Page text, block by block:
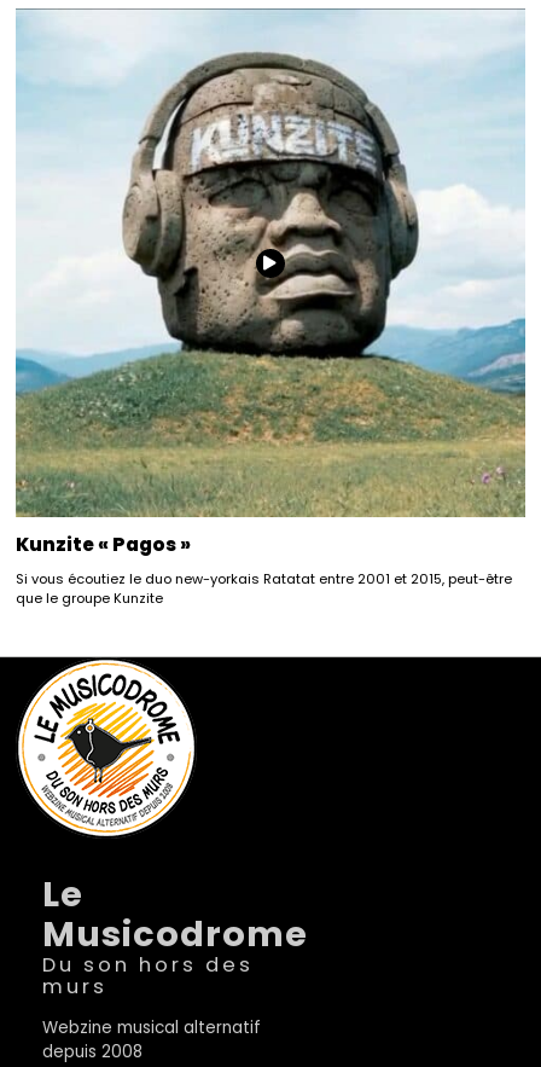
Kunzite « Pagos »
Si vous écoutiez le duo new-yorkais Ratatat entre 2001 et 2015, peut-être
que le groupe Kunzite
Le
Musicodrome
Du son hors des
murs
Webzine musical alternatif
depuis 2008